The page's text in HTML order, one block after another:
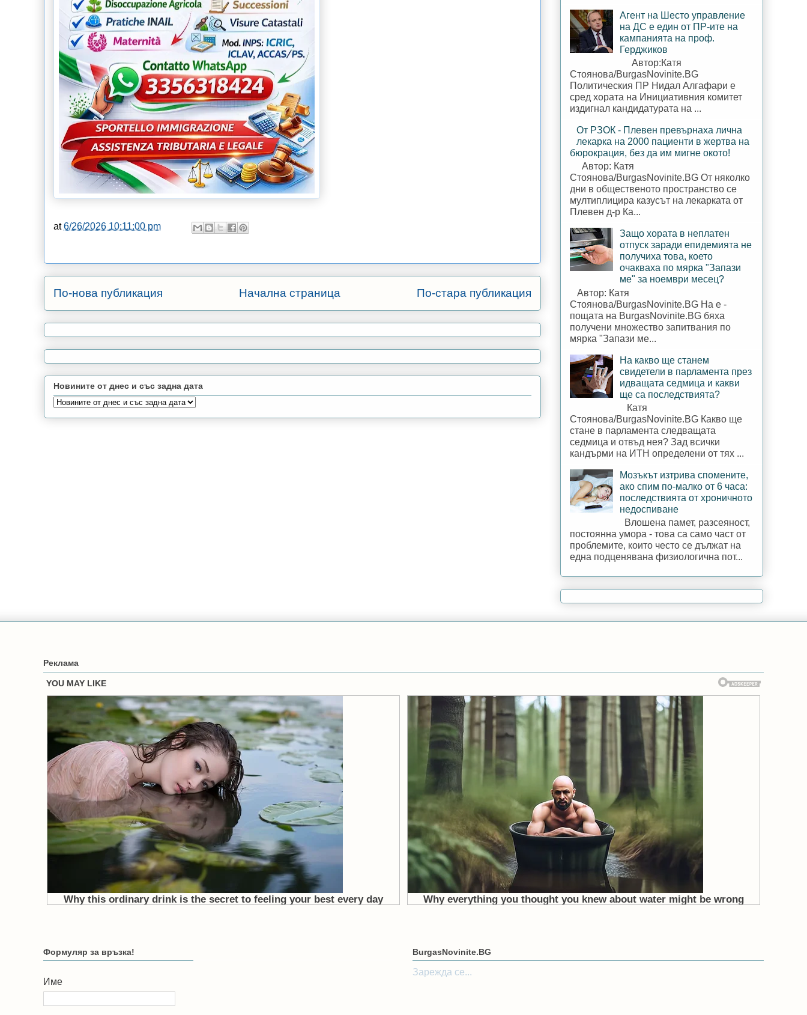
at6/26/2026 10:11:00 pm
По-нова публикация По-стара публикация
Начална страница
Новините от днес и със задна дата
Агент на Шесто управление
на ДС е един от ПР-ите на
кампанията на проф.
Герджиков
Автор:Катя
Стоянова/BurgasNovinite.BG
Политическия ПР Нидал Алгафари е
сред хората на Инициативния комитет
издигнал кандидатурата на ...
От РЗОК - Плевен превърнаха лична
лекарка на 2000 пациенти в жертва на
бюрокрация, без да им мигне окото!
Автор: Катя
Стоянова/BurgasNovinite.BG От няколко
дни в общественото пространство се
мултиплицира казусът на лекарката от
Плевен д-р Ка...
Защо хората в неплатен
отпуск заради епидемията не
получиха това, което
очакваха по мярка "Запази
ме" за ноември месец?
Автор: Катя
Стоянова/BurgasNovinite.BG На е -
пощата на BurgasNovinite.BG бяха
получени множество запитвания по
мярка "Запази ме...
На какво ще станем
свидетели в парламента през
идващата седмица и какви
ще са последствията?
Катя
Стоянова/BurgasNovinite.BG Какво ще
стане в парламента следващата
седмица и отвъд нея? Зад всички
кандърми на ИТН определени от тях ...
Мозъкът изтрива спомените,
ако спим по-малко от 6 часа:
последствията от хроничното
недоспиване
Влошена памет, разсеяност,
постоянна умора - това са само част от
проблемите, които често се дължат на
една подценявана физиологична пот...
Реклама
Формуляр за връзка!
Име
BurgasNovinite.BG
Зарежда се...